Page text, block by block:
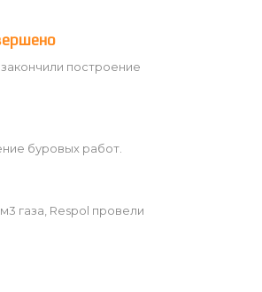
построение
буровых работ.
газа, Respol провели